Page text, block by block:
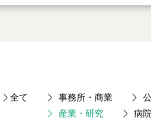
全て 事務所・商業
産業・研究
病